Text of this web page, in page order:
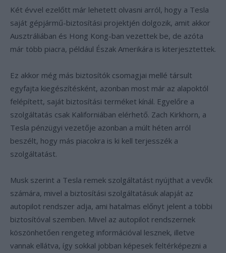
Két évvel ezelőtt már lehetett olvasni arról, hogy a Tesla
saját gépjármű-biztosítási projektjén dolgozik, amit akkor
Ausztráliában és Hong Kong-ban vezettek be, de azóta
már több piacra, például Észak Amerikára is kiterjesztettek.
Ez akkor még más biztosítók csomagjai mellé társult
egyfajta kiegészítésként, azonban most már az alapoktól
felépített, saját biztosítási terméket kínál. Egyelőre a
szolgáltatás csak Kaliforniában elérhető. Zach Kirkhorn, a
Tesla pénzügyi vezetője azonban a múlt héten arról
beszélt, hogy más piacokra is ki kell terjesszék a
szolgáltatást.
Musk szerint a Tesla remek szolgáltatást nyújthat a vevők
számára, mivel a biztosítási szolgáltatásuk alapját az
autopilot rendszer adja, ami hatalmas előnyt jelent a többi
biztosítóval szemben. Mivel az autopilot rendszernek
köszönhetően rengeteg információval lesznek, illetve
vannak ellátva, így sokkal jobban képesek feltérképezni a